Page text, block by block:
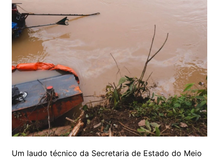
Um laudo técnico da Secretaria de Estado do Meio